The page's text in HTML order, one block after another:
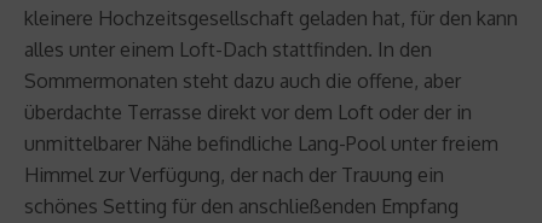
kleinere Hochzeitsgesellschaft geladen hat, für den kann
alles unter einem Loft-Dach stattfinden. In den
Sommermonaten steht dazu auch die offene, aber
überdachte Terrasse direkt vor dem Loft oder der in
unmittelbarer Nähe befindliche Lang-Pool unter freiem
Himmel zur Verfügung, der nach der Trauung ein
schönes Setting für den anschließenden Empfang